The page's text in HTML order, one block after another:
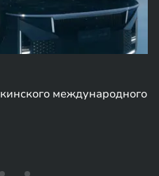
международного